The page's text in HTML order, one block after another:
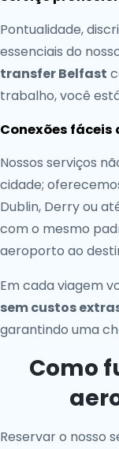
Pontualidade,
essenciais do
transfer Belfast
trabalho, você
Conexões
Nossos serviços
cidade;
Dublin, Derry ou
com o mesmo
aeroporto ao
Em cada viagem
sem custos
garantindo uma
Como
Reservar o nosso